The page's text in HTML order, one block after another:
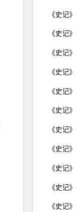
《史记
《史记
《史记
《史记
《史记
《史记
《史记
《史记
《史记
《史记
《史记